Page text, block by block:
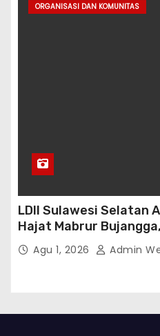
ORGANISASI DAN KOMUNITAS
LDII Sulawesi Selatan
Hajat Mabrur
Baru Kombes Pol Dulfi
Agu 1, 2026 Admin